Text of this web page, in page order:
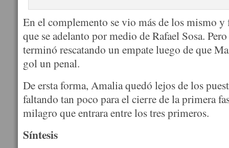
En el complemento se vio más de los mismo y
que se adelanto por medio de Rafael Sosa.
terminó rescatando un empate luego de que
gol un penal.
De ersta forma, Amalia quedó lejos de los
faltando tan poco para el cierre de la primera
milagro que entrara entre los tres primeros.
Síntesis